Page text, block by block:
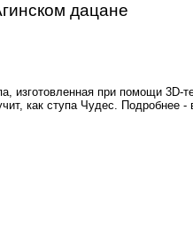
дацане
изготовленная при помощи
как ступа Чудес. Подробнее -